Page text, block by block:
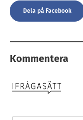
Dela på Facebook
Kommentera